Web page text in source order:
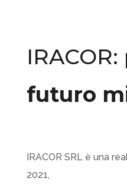
futuro
IRACOR SRL è una
2021,